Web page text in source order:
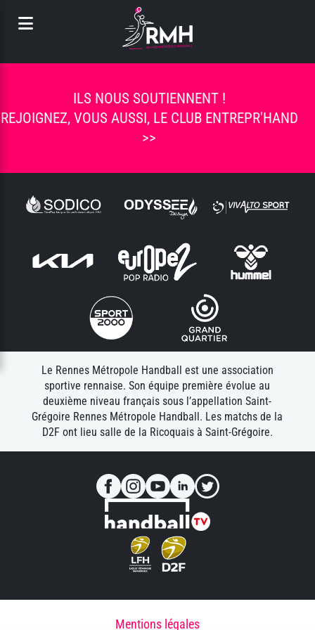
ILS NOUS SOUTIENNENT !
REJOIGNEZ, VOUS AUSSI, LE CLUB ENTREPR'HAND
>>
Le Rennes Métropole Handball est une association
sportive rennaise. Son équipe première évolue au
deuxième niveau français sous l’appellation Saint-
Grégoire Rennes Métropole Handball. Les matchs de la
D2F ont lieu salle de la Ricoquais à Saint-Grégoire.
Mentions légales
Panneau de gestion des cookies